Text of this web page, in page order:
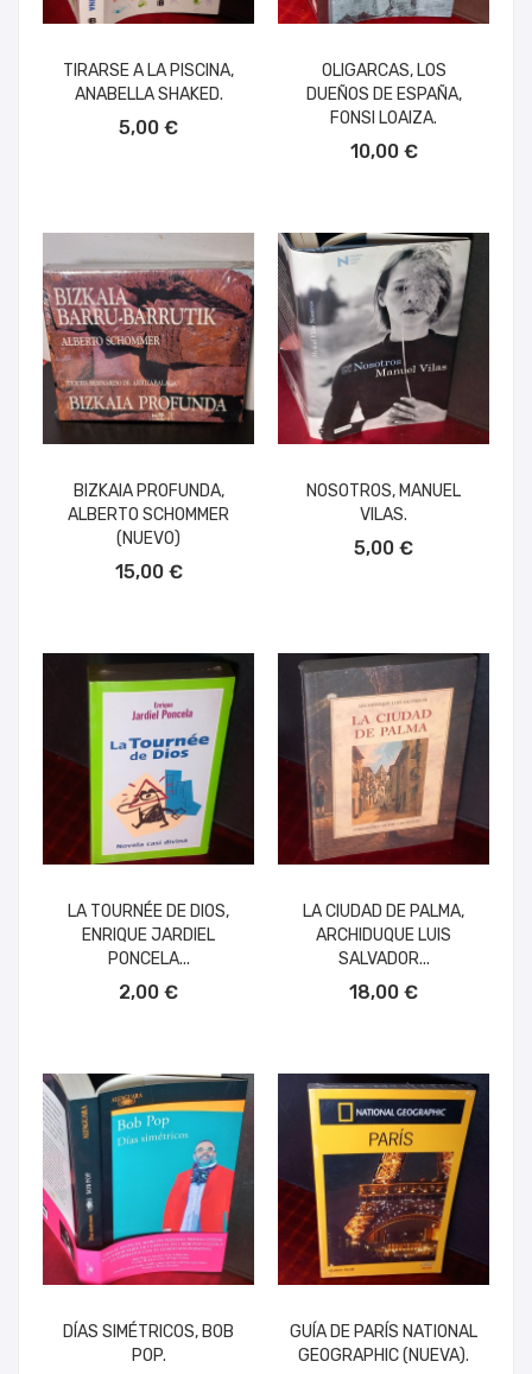
TIRARSE A LA PISCINA,
ANABELLA SHAKED.
5,00 €
OLIGARCAS, LOS
DUEÑOS DE ESPAÑA,
FONSI LOAIZA.
10,00 €
BIZKAIA PROFUNDA,
ALBERTO SCHOMMER
(NUEVO)
15,00 €
NOSOTROS, MANUEL
VILAS.
5,00 €
LA TOURNÉE DE DIOS,
ENRIQUE JARDIEL
PONCELA...
2,00 €
LA CIUDAD DE PALMA,
ARCHIDUQUE LUIS
SALVADOR...
18,00 €
DÍAS SIMÉTRICOS, BOB
POP.
GUÍA DE PARÍS NATIONAL
GEOGRAPHIC (NUEVA).